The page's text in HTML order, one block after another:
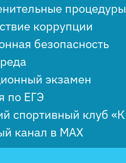
процедуры
коррупции
безопасность
экзамен
по ЕГЭ
спортивный клуб
канал в MAX